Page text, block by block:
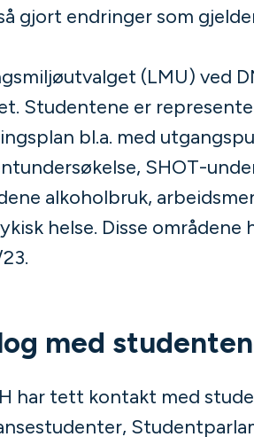
gjort endringer som
(LMU) ved
Studentene er
bl.a. med
SHOT-
alkoholbruk,
helse. Disse
med
har tett kontakt med